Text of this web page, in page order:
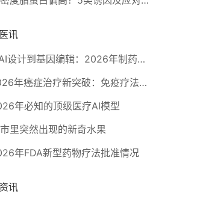
讯
从AI设计到基因编辑：2026年制药领域重大突破
2026年癌症治疗新突破：免疫疗法、人工智能、癌症疫苗及其他
年必知的顶级医疗AI模型
里突然出现的新奇水果
年FDA新型药物疗法批准情况
讯